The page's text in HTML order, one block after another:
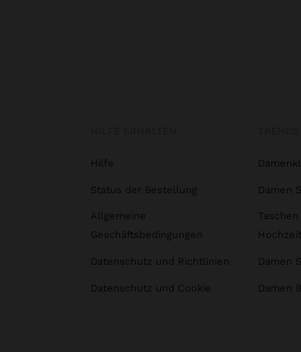
Hilfe
Status der Bestellung
Allgemeine
Geschäftsbedingungen
Datenschutz und Richtlinien
Datenschutz und Cookie
Damen
Damen
Damen